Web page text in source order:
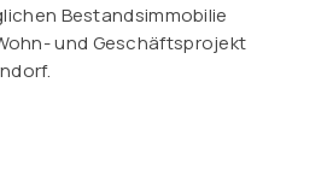
Bestandsimmobilie
und Geschäftsprojekt